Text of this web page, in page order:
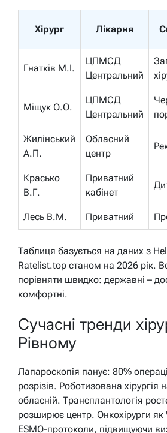
Хірург Лікарня
Гнатків М.І.
ЦПМСД
Центральний
Міщук О.О.
ЦПМСД
Центральний
Жилінський
А.П.
Обласний
центр
Красько
В.Г.
Приватний
кабінет
Лесь В.М. Приватний
Таблиця базується на даних з
Ratelist.top станом на 2026 рік.
порівняти швидко: державні –
комфортні.
Сучасні тренди
Рівному
Лапароскопія панує: 80%
розрізів. Роботизована хірургія
обласній. Трансплантологія
розширює центр. Онкохірурги як
ESMO-протоколи, підвищуючи